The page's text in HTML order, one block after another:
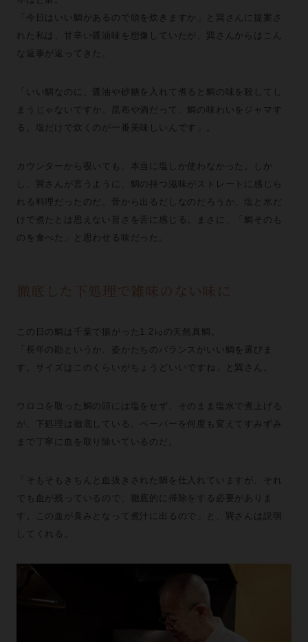
「今日はいい鯛があるので頭を炊きますか」と巽さんに提案さ
れた私は、甘辛い醤油味を想像していたが、巽さんからはこん
な返事が返ってきた。
「いい鯛なのに、醤油や砂糖を入れて煮ると鯛の味を殺してし
まうじゃないですか。昆布や酒だって、鯛の味わいをジャマす
る。塩だけで炊くのが一番美味しいんです」。
カウンターから覗いても、本当に塩しか使わなかった。しか
し、巽さんが言うように、鯛の持つ滋味がストレートに感じら
れる料理だったのだ。骨から出るだしなのだろうか、塩と水だ
けで煮たとは思えない旨さを舌に感じる。まさに、「鯛そのも
のを食べた」と思わせる味だった。
徹底した下処理で雑味のない味に
この日の鯛は千葉で揚がった1.2㎏の天然真鯛。
「長年の勘というか、姿かたちのバランスがいい鯛を選びま
す。サイズはこのくらいがちょうどいいですね」と巽さん。
ウロコを取った鯛の頭には塩をせず、そのまま塩水で煮上げる
が、下処理は徹底している。ペーパーを何度も変えてすみずみ
まで丁寧に血を取り除いているのだ。
「そもそもきちんと血抜きされた鯛を仕入れていますが、それ
でも血が残っているので、徹底的に掃除をする必要がありま
す。この血が臭みとなって煮汁に出るので」と、巽さんは説明
してくれる。